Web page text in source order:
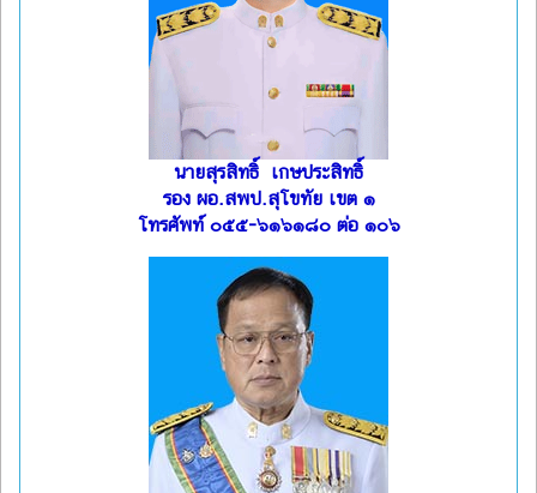
นายสุรสิทธิ์ เกษประสิทธิ์
รอง ผอ.สพป.สุโขทัย เขต ๑
โทรศัพท์ ๐๕๕-๖๑๖๑๘๐ ต่อ ๑๐๖